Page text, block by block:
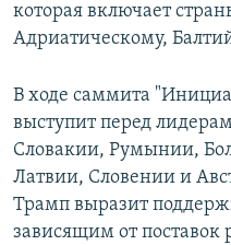
которая включает
Адриатическому,
В ходе саммита
выступит перед
Словакии, Румынии,
Латвии, Словении и
Трамп выразит
зависящим от поставок